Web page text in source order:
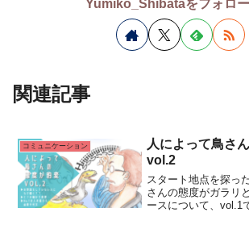
Yumiko_Shibataをフォロ
関連記事
コミュニケーション
人によって鳥さ
vol.2
スタート地点を探っ
さんの態度がガラリ
ースについて、vol.1